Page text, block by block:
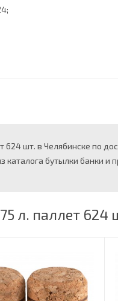
шт. в Челябинске по
бутылки банки и
л. паллет 624